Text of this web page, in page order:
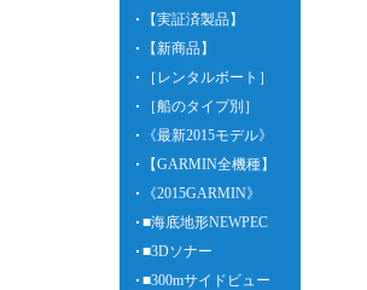
【実証済製品】
【新商品】
［レンタルボート］
［船のタイプ別］
《最新2015モデル》
【GARMIN全機種】
《2015GARMIN》
■海底地形NEWPEC
■3Dソナー
■300mサイドビュー